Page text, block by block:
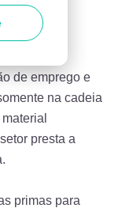
de emprego e
na cadeia
presta a
primas para